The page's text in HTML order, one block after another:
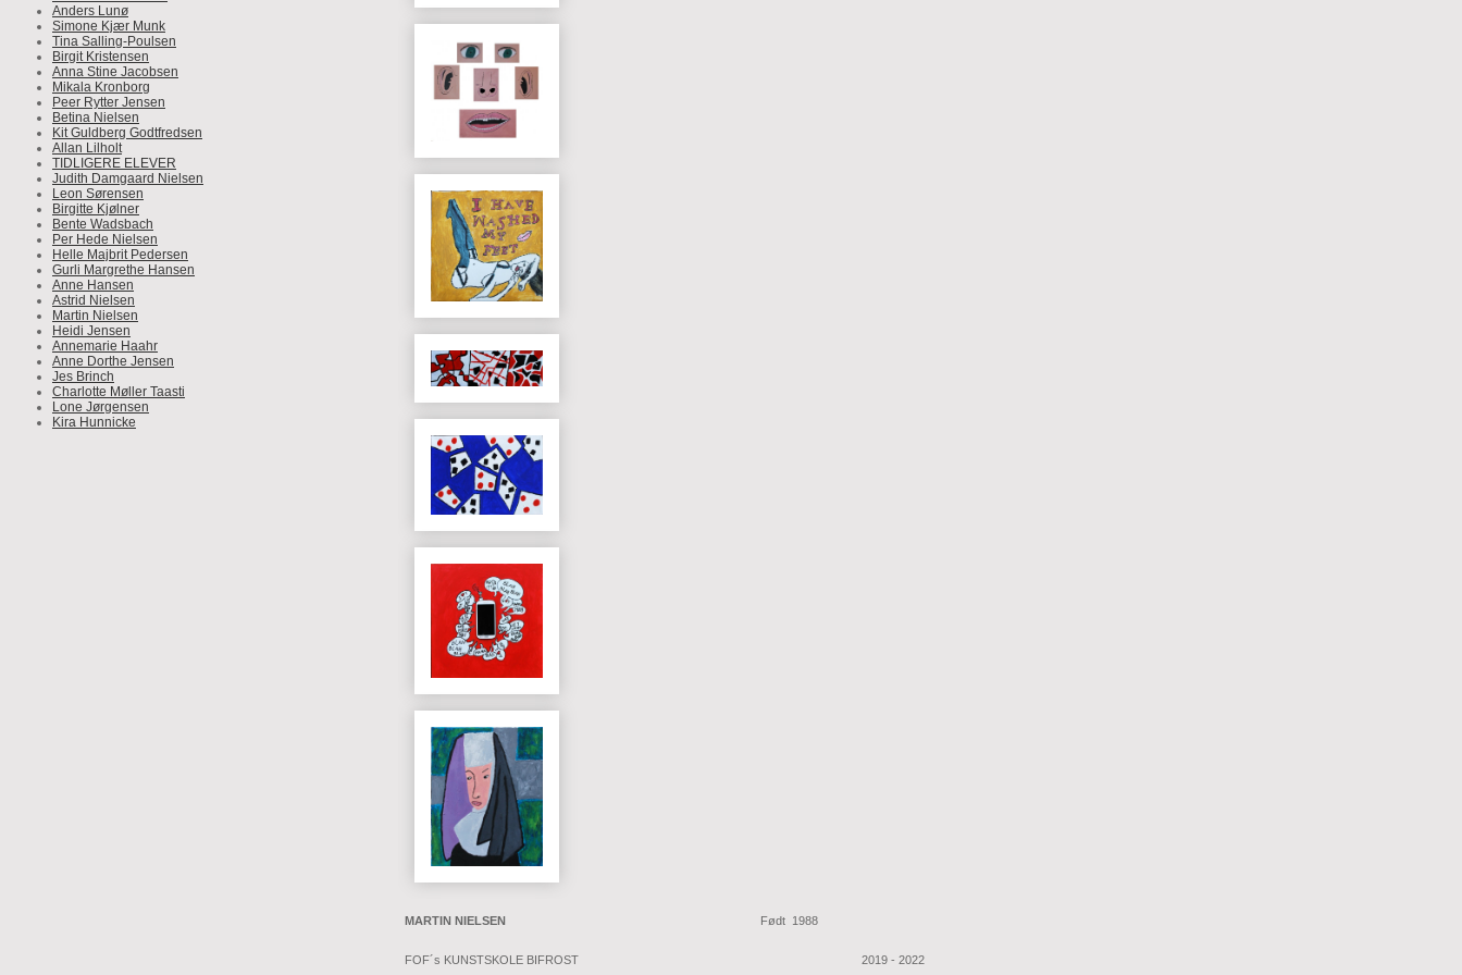
Anders Lunø
Simone Kjær Munk
Tina Salling-Poulsen
Birgit Kristensen
Anna Stine Jacobsen
Mikala Kronborg
Peer Rytter Jensen
Betina Nielsen
Kit Guldberg Godtfredsen
Allan Lilholt
TIDLIGERE ELEVER
Judith Damgaard Nielsen
Leon Sørensen
Birgitte Kjølner
Bente Wadsbach
Per Hede Nielsen
Helle Majbrit Pedersen
Gurli Margrethe Hansen
Anne Hansen
Astrid Nielsen
Martin Nielsen
Heidi Jensen
Annemarie Haahr
Anne Dorthe Jensen
Jes Brinch
Charlotte Møller Taasti
Lone Jørgensen
Kira Hunnicke
MARTIN NIELSEN Født 1988
FOF´s KUNSTSKOLE BIFROST 2019 - 2022